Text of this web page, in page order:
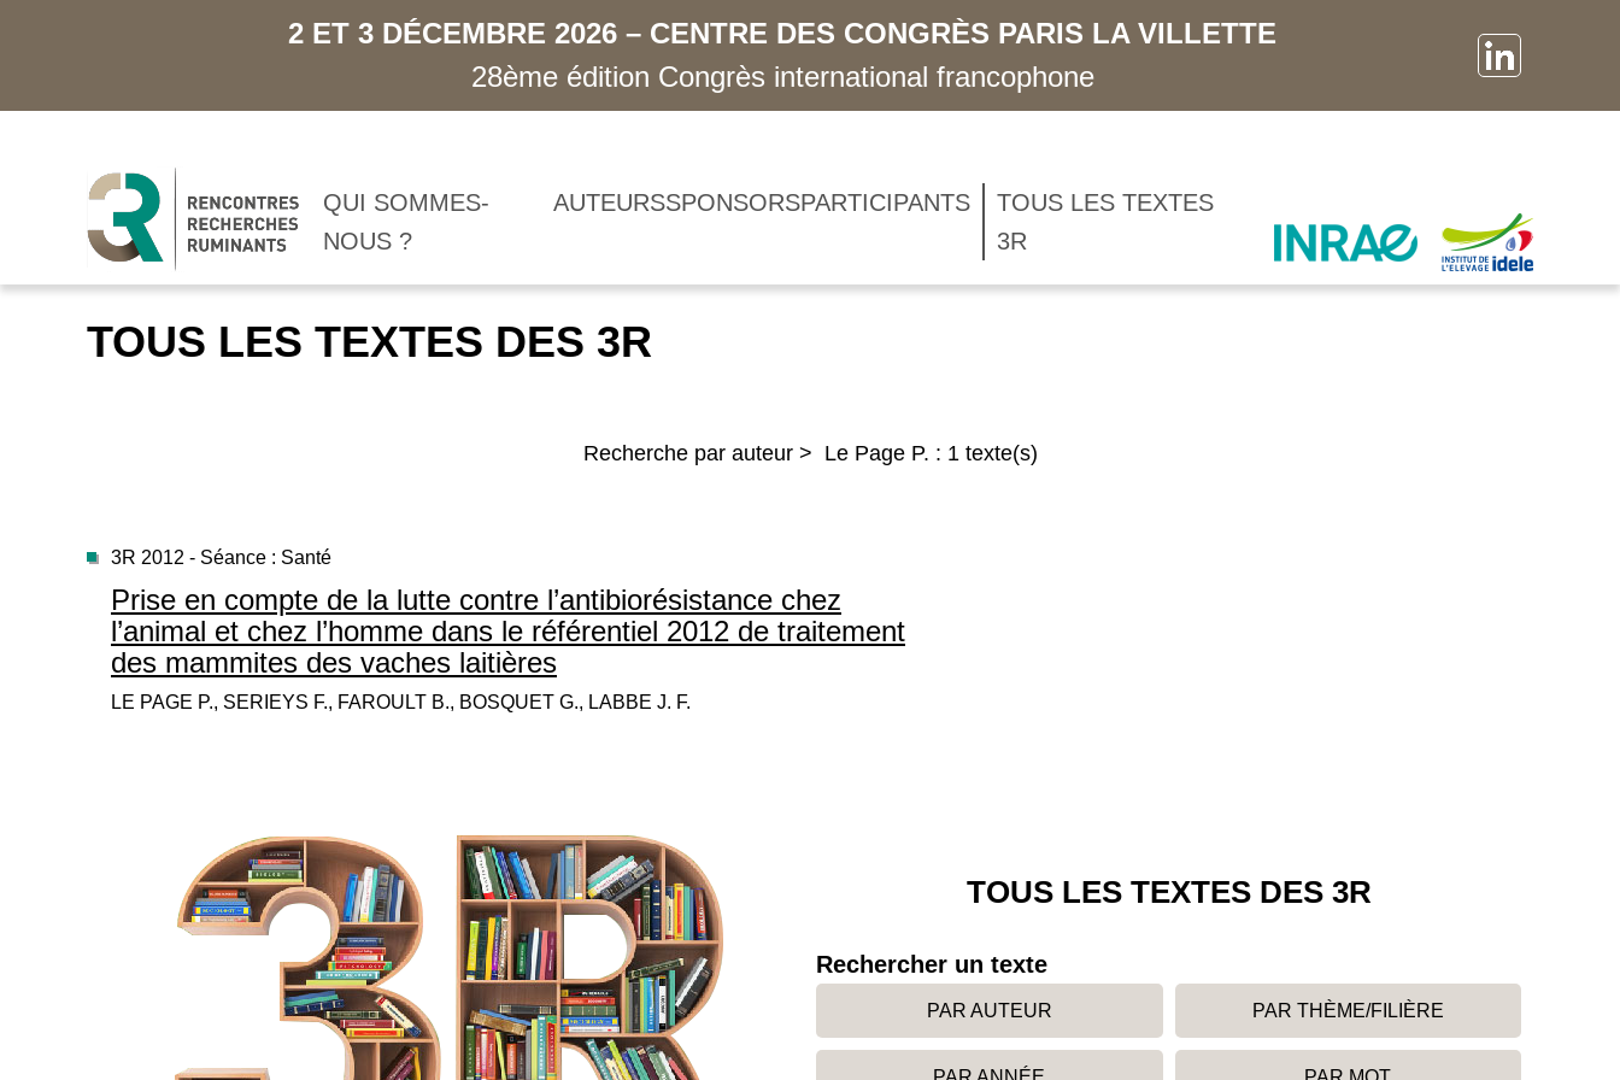
2 ET 3 DÉCEMBRE 2026 – CENTRE DES CONGRÈS PARIS LA VILLETTE
28ème édition Congrès international francophone
QUI SOMMES-
NOUS ?
AUTEURSSPONSORSPARTICIPANTS
TOUS LES TEXTES
3R
TOUS LES TEXTES DES 3R
Recherche par auteur > Le Page P. : 1 texte(s)
3R 2012 - Séance : Santé
Prise en compte de la lutte contre l’antibiorésistance chez
l’animal et chez l’homme dans le référentiel 2012 de traitement
des mammites des vaches laitières
LE PAGE P., SERIEYS F., FAROULT B., BOSQUET G., LABBE J. F.
TOUS LES TEXTES DES 3R
Rechercher un texte
PAR AUTEUR PAR THÈME/FILIÈRE